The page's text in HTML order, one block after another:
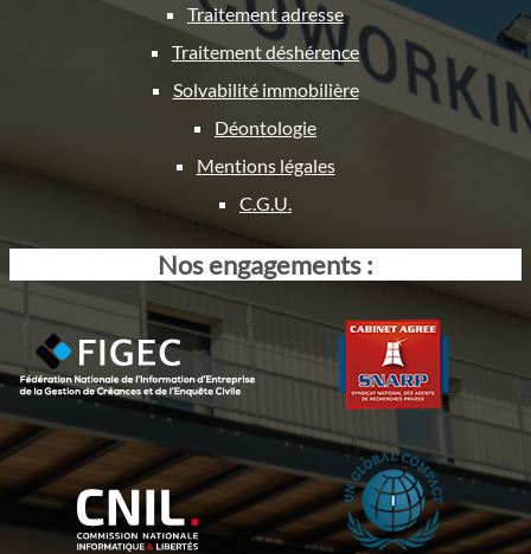
Traitement adresse
Traitement déshérence
Solvabilité immobilière
Déontologie
Mentions légales
C.G.U.
Nos engagements :